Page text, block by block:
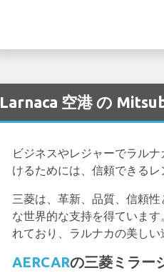
Larnaca 空港 の
ビジネスやレジャーでラルナ
けるためには、信頼できる
三菱は、革新、品質、信頼
な世界的な支持を得ていま
れており、ラルナカの美しい
AERCARの三菱ミラー